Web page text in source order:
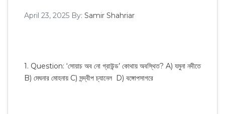
April 23, 2025 By: Samir Shahriar
1. Question: ‘সোয়াচ অব নো গ্রাউন্ড’ কোথায় অবস্থিত? A) যমুনা নদীতে
B) মেঘনার মোহনায় C) সন্দ্বীপ চ্যানেল D) বঙ্গোপসাগরে